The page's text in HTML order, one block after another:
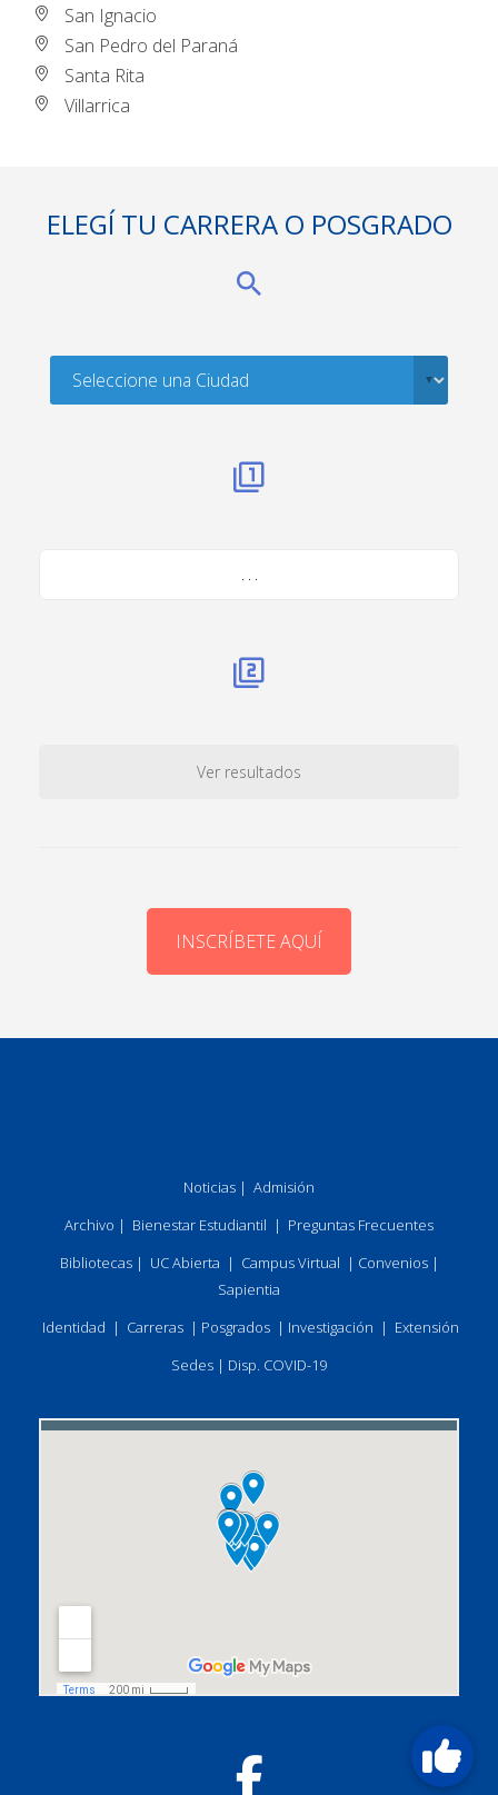
San Ignacio
San Pedro del Paraná
Santa Rita
Villarrica
ELEGÍ TU CARRERA O POSGRADO
Ver resultados
INSCRÍBETE AQUÍ
Noticias | Admisión
Archivo | Bienestar Estudiantil | Preguntas Frecuentes
Bibliotecas| UC Abierta | Campus Virtual | Convenios|
Sapientia
Identidad | Carreras | Posgrados | Investigación | Extensión
Sedes | Disp. COVID-19